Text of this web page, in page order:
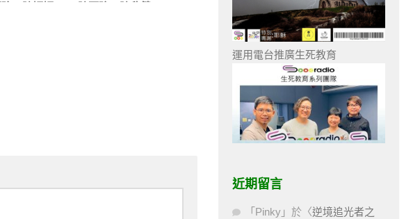
運用電台推廣生死教育
近期留言
「 Pinky 」於〈逆境追光者之